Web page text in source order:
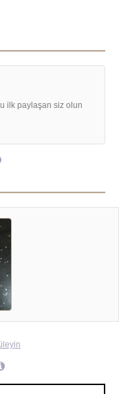
ilk paylaşan siz olun